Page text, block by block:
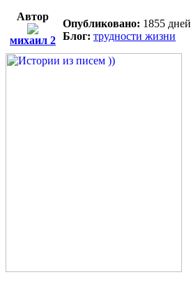
Автор
михаил 2
Опубликовано: 1855
Блог: трудности жизни